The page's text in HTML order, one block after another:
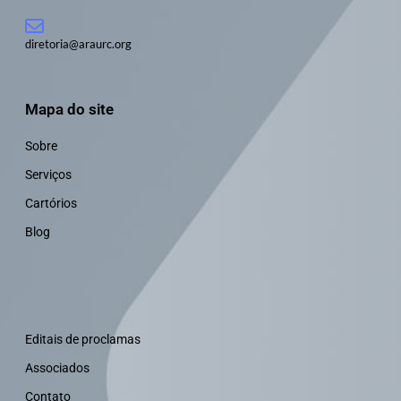
diretoria@araurc.org
Mapa do site
Sobre
Serviços
Cartórios
Blog
Editais de proclamas
Associados
Contato